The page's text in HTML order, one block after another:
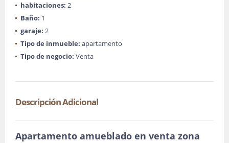
habitaciones: 2
Baño: 1
garaje: 2
Tipo de inmueble: apartamento
Tipo de negocio: Venta
Descripción Adicional
Apartamento amueblado en venta zona